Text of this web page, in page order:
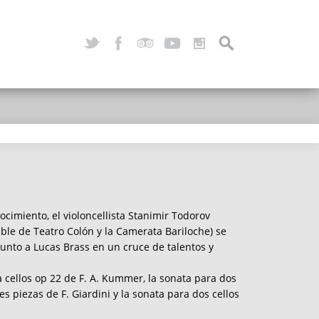
el violoncellista Stanimir Todorov
de Teatro Colón y la Camerata Bariloche) se
a Lucas Brass en un cruce de talentos y
op 22 de F. A. Kummer, la sonata para dos
piezas de F. Giardini y la sonata para dos cellos